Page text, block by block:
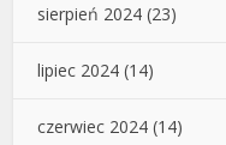
sierpień 2024 (23)
lipiec 2024 (14)
czerwiec 2024 (14)